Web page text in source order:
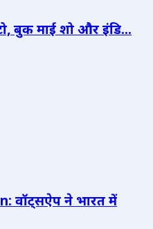
बुक माई शो और इंडि...
वॉट्सऐप ने भारत में